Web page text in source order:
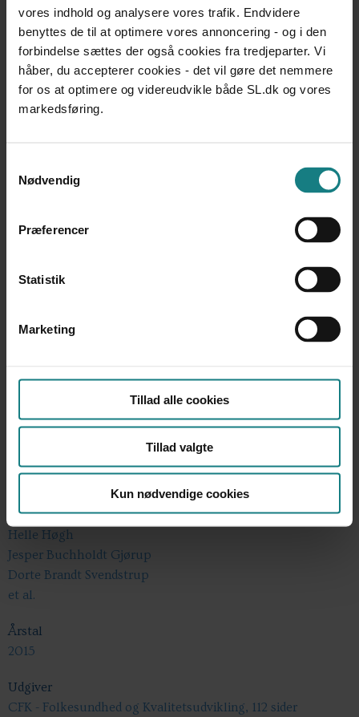
vores indhold og analysere vores trafik. Endvidere
benyttes de til at optimere vores annoncering - og i den
forbindelse sættes der også cookies fra tredjeparter. Vi
håber, du accepterer cookies - det vil gøre det nemmere
for os at optimere og videreudvikle både SL.dk og vores
markedsføring.
Nødvendig
Præferencer
Statistik
Marketing
Tillad alle cookies
Tillad valgte
Kun nødvendige cookies
ved-tvang" og kritiske reviews af tvangsepisoder har
vist at være væsentlige ingredienser. når
tvangsepisoder skal forebygges på de deltagende
psykiatriske afsnit.
Kvalitetsforbedringen i anvendt tvang, som
personalet oplever, skinner dog ikke igennem i den
afsnit "Konklusioner" side 85.
Metode
spørgeskemadata samt interviews.
Undersøgelser og evalueringer
Forfatter
Helle Høgh
Jesper Buchholdt Gjørup
Dorte Brandt Svendstrup
et al.
Årstal
2015
Udgiver
CFK - Folkesundhed og Kvalitetsudvikling, 112 sider